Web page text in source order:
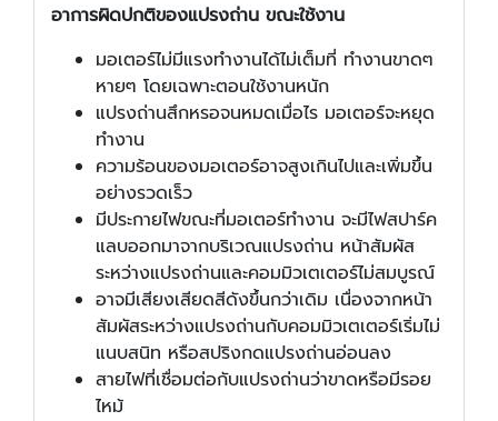
อาการผิดปกติของแปรงถ่าน ขณะใช้งาน
มอเตอร์ไม่มีแรงทำงานได้ไม่เต็มที่ ทำงานขาดๆ
หายๆ โดยเฉพาะตอนใช้งานหนัก
แปรงถ่านสึกหรอจนหมดเมื่อไร มอเตอร์จะหยุด
ทำงาน
ความร้อนของมอเตอร์อาจสูงเกินไปและเพิ่มขึ้น
อย่างรวดเร็ว
มีประกายไฟขณะที่มอเตอร์ทำงาน จะมีไฟสปาร์ค
แลบออกมาจากบริเวณแปรงถ่าน หน้าสัมผัส
ระหว่างแปรงถ่านและคอมมิวเตเตอร์ไม่สมบูรณ์
อาจมีเสียงเสียดสีดังขึ้นกว่าเดิม เนื่องจากหน้า
สัมผัสระหว่างแปรงถ่านกับคอมมิวเตเตอร์เริ่มไม่
แนบสนิท หรือสปริงกดแปรงถ่านอ่อนลง
สายไฟที่เชื่อมต่อกับแปรงถ่านว่าขาดหรือมีรอย
ไหม้